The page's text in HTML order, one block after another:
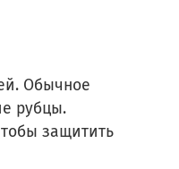
Обычное
рубцы.
защитить